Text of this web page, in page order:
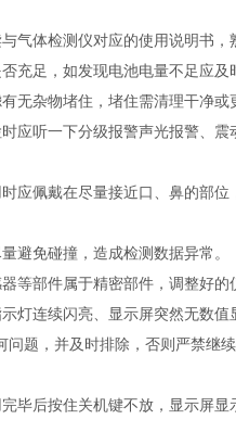
气体检测仪对应的使用说明书，
充足，如发现电池电量不足应及
无杂物堵住，堵住需清理干净或
应听一下分级报警声光报警、
应佩戴在尽量接近口、鼻的部
避免碰撞，造成检测数据异常。
等部件属于精密部件，调整好
灯连续闪亮、显示屏突然无数
问题，并及时排除，否则严禁继续
毕后按住关机键不放，显示屏